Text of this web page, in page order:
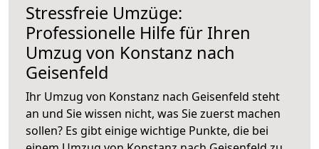
Stressfreie Umzüge:
Professionelle Hilfe für Ihren
Umzug von Konstanz nach
Geisenfeld
Ihr Umzug von Konstanz nach Geisenfeld steht
an und Sie wissen nicht, was Sie zuerst machen
sollen? Es gibt einige wichtige Punkte, die bei